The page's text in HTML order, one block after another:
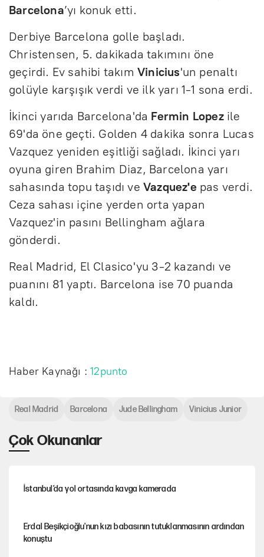
Barcelona’yı konuk etti.
Derbiye Barcelona golle başladı.
Christensen, 5. dakikada takımını öne
geçirdi. Ev sahibi takım Vinicius'un penaltı
golüyle karşışık verdi ve ilk yarı 1-1 sona erdi.
İkinci yarıda Barcelona'da Fermin Lopezile
69'da öne geçti. Golden 4 dakika sonra Lucas
Vazquez yeniden eşitliği sağladı. İkinci yarı
oyuna giren Brahim Diaz, Barcelona yarı
sahasında topu taşıdı ve Vazquez'e pas verdi.
Ceza sahası içine yerden orta yapan
Vazquez'in pasını Bellingham ağlara
gönderdi.
Real Madrid, El Clasico'yu 3-2 kazandı ve
puanını 81 yaptı. Barcelona ise 70 puanda
kaldı.
Haber Kaynağı :12punto
Çok Okunanlar
İstanbul’da yol ortasında kavga kamerada
Erdal Beşikçioğlu'nun kızı babasının tutuklanmasının ardından
konuştu
Real Madrid Barcelona Jude Bellingham Vinicius Junior